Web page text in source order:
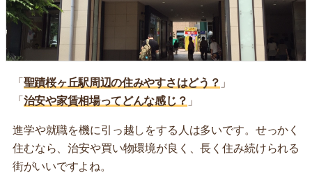
「 聖蹟桜ヶ丘駅周辺の住みやすさはどう？ 」
「 治安や家賃相場ってどんな感じ？ 」
進学や就職を機に引っ越しをする人は多いです。せっかく
住むなら、治安や買い物環境が良く、長く住み続けられる
街がいいですよね。